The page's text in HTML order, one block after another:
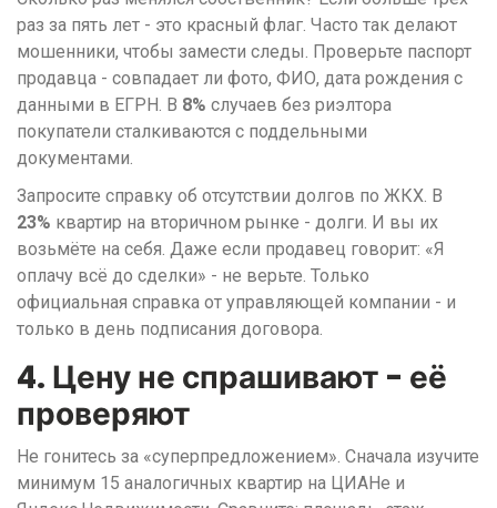
раз за пять лет - это красный флаг. Часто так делают
мошенники, чтобы замести следы. Проверьте паспорт
продавца - совпадает ли фото, ФИО, дата рождения с
данными в ЕГРН. В 8% случаев без риэлтора
покупатели сталкиваются с поддельными
документами.
Запросите справку об отсутствии долгов по ЖКХ. В
23% квартир на вторичном рынке - долги. И вы их
возьмёте на себя. Даже если продавец говорит: «Я
оплачу всё до сделки» - не верьте. Только
официальная справка от управляющей компании - и
только в день подписания договора.
4. Цену не спрашивают - её
проверяют
Не гонитесь за «суперпредложением». Сначала изучите
минимум 15 аналогичных квартир на ЦИАНе и